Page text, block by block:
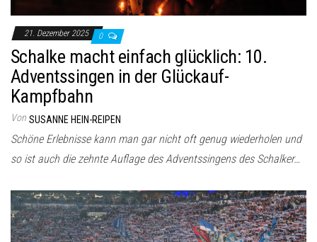
21. Dezember 2025 0
Schalke macht einfach glücklich: 10.
Adventssingen in der Glückauf-
Kampfbahn
Von SUSANNE HEIN-REIPEN
Schöne Erlebnisse kann man gar nicht oft genug wiederholen und
so ist auch die zehnte Auflage des Adventssingens des Schalker…